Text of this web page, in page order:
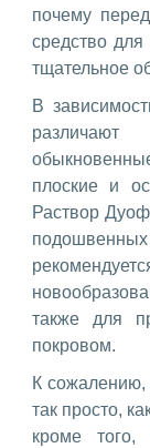
почему
средство для
тщательное
В
плоские и
Раствор
также для
покровом.
К сожалению,
так просто,
кроме того,